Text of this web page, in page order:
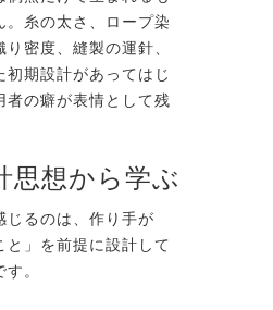
。糸の太さ、ロープ染
密度、縫製の運針、
初期設計があってはじ
者の癖が表情として残
思想から学ぶ
じるのは、作り手が
と」を前提に設計して
。